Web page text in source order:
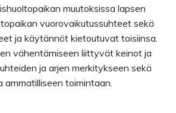
muutoksissa lapsen
vuorovaikutussuhteet sekä
ja käytännöt kietoutuvat toisiinsa.
vähentämiseen liittyvät keinot ja
ja arjen merkitykseen sekä
toimintaan.